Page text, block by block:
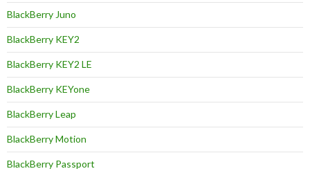
BlackBerry Juno
BlackBerry KEY2
BlackBerry KEY2 LE
BlackBerry KEYone
BlackBerry Leap
BlackBerry Motion
BlackBerry Passport